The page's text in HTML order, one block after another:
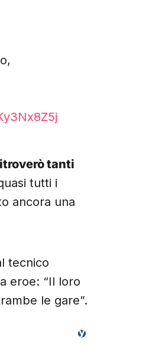
tanti
tutti i
ancora una
tecnico
eroe: “Il loro
le gare”.